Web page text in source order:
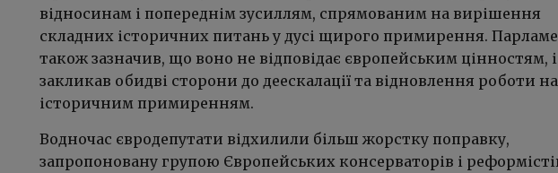
відносинам і попереднім зусиллям, спрямованим на вирішення
складних історичних питань у дусі щирого примирення.
також зазначив, що воно не відповідає європейським цінностям, і
закликав обидві сторони до деескалації та відновлення роботи
історичним примиренням.
Водночас євродепутати відхилили більш жорстку поправку,
запропоновану групою Європейських консерваторів і